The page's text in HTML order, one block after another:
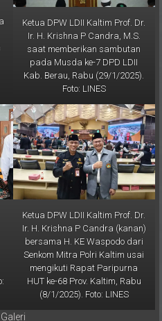
Ketua DPW LDII Kaltim Prof. Dr.
Ir. H. Krishna P Candra, M.S.
saat memberikan sambutan
pada Musda ke-7 DPD LDII
Kab. Berau, Rabu (29/1/2025).
Foto: LINES
Ketua DPW LDII Kaltim Prof. Dr.
Ir. H. Krishna P Candra (kanan)
bersama H. KE Waspodo dari
Senkom Mitra Polri Kaltim usai
mengikuti Rapat Paripurna
HUT ke-68 Prov. Kaltim, Rabu
(8/1/2025). Foto: LINES